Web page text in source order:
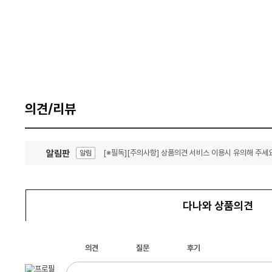
의견/리뷰
알림판 알림 [※필독][주의사항] 상품의견 서비스 이용시 유의해 주세
다나와 상품의견
의견 질문 후기